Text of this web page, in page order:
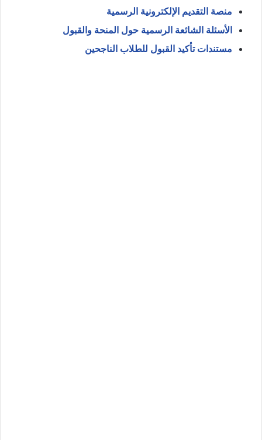
منصة التقديم الإلكترونية الرسمية
الأسئلة الشائعة الرسمية حول المنحة والقبول
مستندات تأكيد القبول للطلاب الناجحين